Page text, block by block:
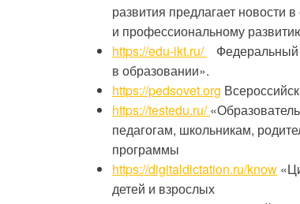
развития предлагает новости
и профессиональному
https://edu-ikt.ru/
Федеральный
в образовании».
https://pedsovet.org
https://testedu.ru/
педагогам, школьникам,
программы
https://digitaldictation.ru/know
детей и взрослых